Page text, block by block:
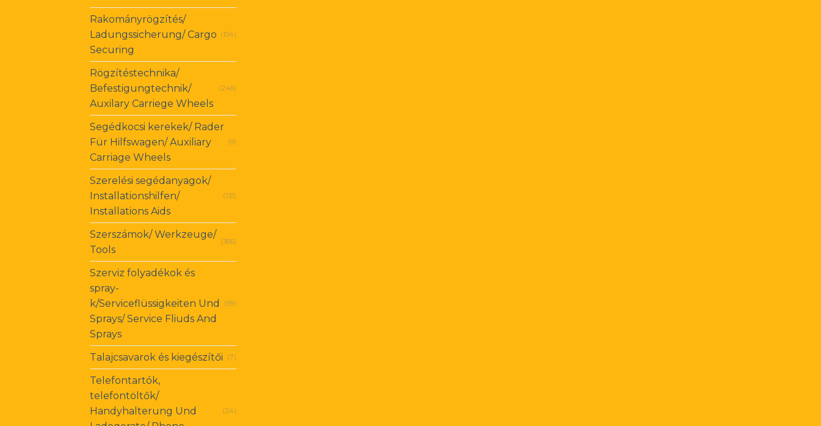
Rakományrögzítés/
Ladungssicherung/ Cargo
Securing
(104)
Rögzítéstechnika/
Befestigungtechnik/
Auxilary Carriege Wheels
(246)
Segédkocsi kerekek/ Rader
Für Hilfswagen/ Auxiliary
Carriage Wheels
(9)
Szerelési segédanyagok/
Installationshilfen/
Installations Aids
(131)
Szerszámok/ Werkzeuge/
Tools
(366)
Szerviz folyadékok és
spray-
k/Serviceflüssigkeiten Und
Sprays/ Service Fliuds And
Sprays
(99)
Talajcsavarok és kiegészítői (7)
Telefontartók,
telefontöltők/
Handyhalterung Und
(24)